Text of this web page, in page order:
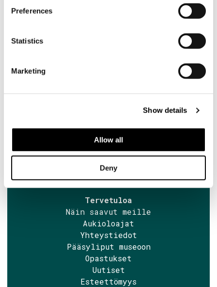
Preferences
Statistics
Marketing
Show details
Allow all
Deny
Söderlångvik
Dragsfjärd.
+358 2 424 662
sales@soderlangvik.fi
Tervetuloa
Näin saavut meille
Aukioloajat
Yhteystiedot
Pääsyliput museoon
Opastukset
Uutiset
Esteettömyys